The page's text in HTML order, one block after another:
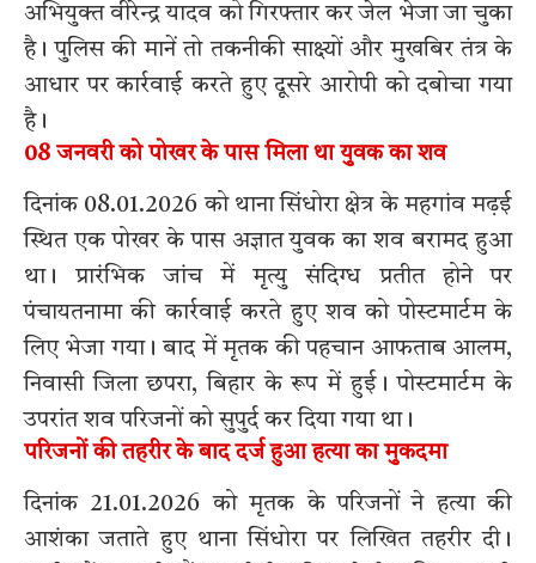
अभियुक्त वीरेन्द्र यादव को गिरफ्तार कर जेल भेजा जा चुका
है। पुलिस की मानें तो तकनीकी साक्ष्यों और मुखबिर तंत्र के
आधार पर कार्रवाई करते हुए दूसरे आरोपी को दबोचा गया
है।
08 जनवरी को पोखर के पास मिला था युवक का शव
दिनांक 08.01.2026 को थाना सिंधोरा क्षेत्र के महगांव मढ़ई
स्थित एक पोखर के पास अज्ञात युवक का शव बरामद हुआ
था। प्रारंभिक जांच में मृत्यु संदिग्ध प्रतीत होने पर
पंचायतनामा की कार्रवाई करते हुए शव को पोस्टमार्टम के
लिए भेजा गया। बाद में मृतक की पहचान आफताब आलम,
निवासी जिला छपरा, बिहार के रूप में हुई। पोस्टमार्टम के
उपरांत शव परिजनों को सुपुर्द कर दिया गया था।
परिजनों की तहरीर के बाद दर्ज हुआ हत्या का मुकदमा
दिनांक 21.01.2026 को मृतक के परिजनों ने हत्या की
आशंका जताते हुए थाना सिंधोरा पर लिखित तहरीर दी।